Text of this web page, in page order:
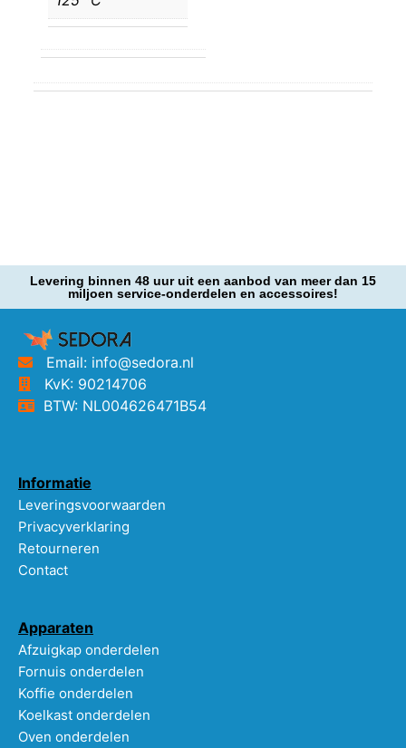
Levering binnen 48 uur uit een aanbod van meer dan 15
miljoen service-onderdelen en accessoires!
Email: info@sedora.nl
KvK: 90214706
BTW: NL004626471B54
Informatie
Leveringsvoorwaarden
Privacyverklaring
Retourneren
Contact
Apparaten
Afzuigkap onderdelen
Fornuis onderdelen
Koffie onderdelen
Koelkast onderdelen
Oven onderdelen